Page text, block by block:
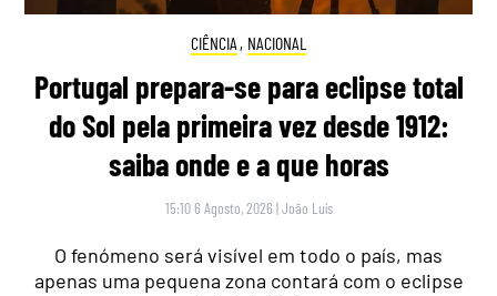
CIÊNCIA , NACIONAL
Portugal prepara-se para eclipse total
do Sol pela primeira vez desde 1912:
saiba onde e a que horas
15:10 6 Agosto, 2026 |João Luís
O fenómeno será visível em todo o país, mas
apenas uma pequena zona contará com o eclipse